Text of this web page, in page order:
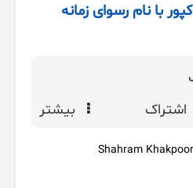
با نام رسوای زمانه
اشتراک بیشتر
Shahram